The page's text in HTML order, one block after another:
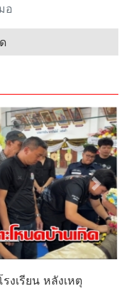
อ
Next
งเรียน หลังเหตุ